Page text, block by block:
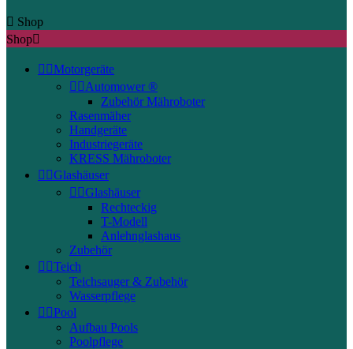
 Shop
Shop
 Motorgeräte
 Automower ®
Zubehör Mähroboter
Rasenmäher
Handgeräte
Industriegeräte
KRESS Mähroboter
 Glashäuser
 Glashäuser
Rechteckig
T-Modell
Anlehnglashaus
Zubehör
 Teich
Teichsauger & Zubehör
Wasserpflege
 Pool
Aufbau Pools
Poolpflege